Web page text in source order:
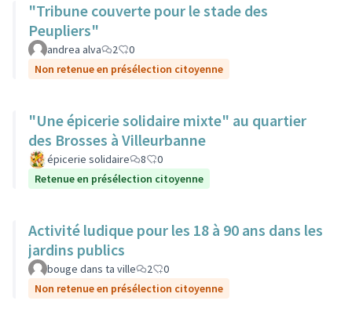
"Tribune couverte pour le stade des
Peupliers"
andrea alva 2
0
Non retenue en présélection citoyenne
"Une épicerie solidaire mixte" au quartier
des Brosses à Villeurbanne
épicerie solidaire 8
0
Retenue en présélection citoyenne
Activité ludique pour les 18 à 90 ans dans les
jardins publics
bouge dans ta ville 2
0
Non retenue en présélection citoyenne